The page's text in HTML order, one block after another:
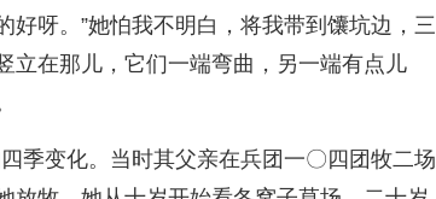
好呀。”她怕我不明白，将我带到馕坑边，三
立在那儿，它们一端弯曲，另一端有点儿
季变化。当时其父亲在兵团一〇四团牧二场